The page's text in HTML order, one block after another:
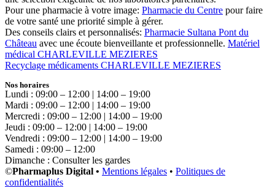
Pour une pharmacie à votre image: Pharmacie du Centre pour faire
de votre santé une priorité simple à gérer.
Des conseils clairs et personnalisés: Pharmacie Sultana Pont du
Château avec une écoute bienveillante et professionnelle. Matériel
médical CHARLEVILLE MEZIERES
Recyclage médicaments CHARLEVILLE MEZIERES
Nos horaires
Lundi : 09:00 – 12:00 | 14:00 – 19:00
Mardi : 09:00 – 12:00 | 14:00 – 19:00
Mercredi : 09:00 – 12:00 | 14:00 – 19:00
Jeudi : 09:00 – 12:00 | 14:00 – 19:00
Vendredi : 09:00 – 12:00 | 14:00 – 19:00
Samedi : 09:00 – 12:00
Dimanche : Consulter les gardes
©Pharmaplus Digital • Mentions légales • Politiques de
confidentialités